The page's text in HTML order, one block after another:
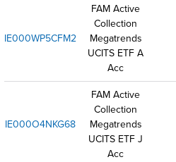
IE000WP5CFM2
FAM Active
Collection
Megatrends
UCITS ETF A
Acc
IE000O4NKG68
FAM Active
Collection
Megatrends
UCITS ETF J
Acc